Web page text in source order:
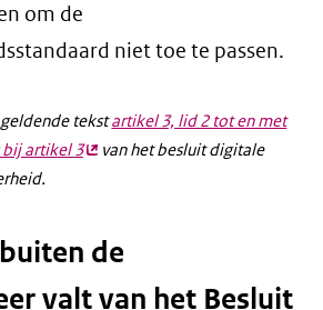
om de
niet toe te passen.
tekstartikel 3, lid 2 tot en met
artikel 3(externe
van het besluit digitale
de
valt van het Besluit